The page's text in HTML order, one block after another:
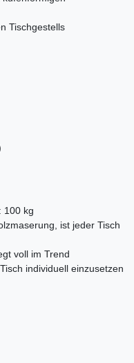
Tischgestells
100 kg
ist jeder Tisch
voll im Trend
individuell einzusetzen